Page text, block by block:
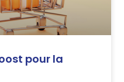
pour la